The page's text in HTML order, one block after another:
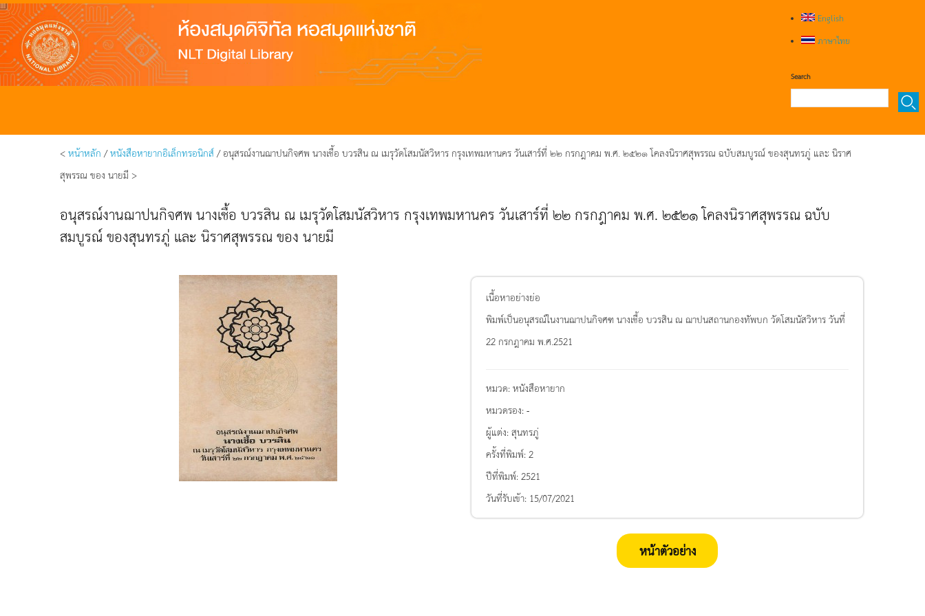
English
ภาษาไทย
Search
<หน้าหลัก /หนังสือหายากอิเล็กทรอนิกส์/ อนุสรณ์งานฌาปนกิจศพ นางเชื้อ บวรสิน ณ เมรุวัดโสมนัสวิหาร กรุงเทพมหานคร วันเสาร์ที่ ๒๒ กรกฎาคม พ.ศ. ๒๕๒๑ โคลงนิราศสุพรรณ ฉบับสมบูรณ์ ของสุนทรภู่ และ นิราศ
สุพรรณ ของ นายมี >
อนุสรณ์งานฌาปนกิจศพ นางเชื้อ บวรสิน ณ เมรุวัดโสมนัสวิหาร กรุงเทพมหานคร วันเสาร์ที่ ๒๒ กรกฎาคม พ.ศ. ๒๕๒๑ โคลงนิราศสุพรรณ ฉบับ
สมบูรณ์ ของสุนทรภู่ และ นิราศสุพรรณ ของ นายมี
เนื้อหาอย่างย่อ
พิมพ์เป็นอนุสรณ์ในงานฌาปนกิจศฑ นางเชื้อ บวรสิน ณ ฌาปนสถานกองทัพบก วัดโสมนัสวิหาร วันที่
22 กรกฎาคม พ.ศ.2521
หมวด:หนังสือหายาก
หมวดรอง:-
ผู้แต่ง:สุนทรภู่
ครั้งที่พิมพ์:2
ปีที่พิมพ์:2521
วันที่รับเข้า: 15/07/2021
หน้าตัวอย่าง